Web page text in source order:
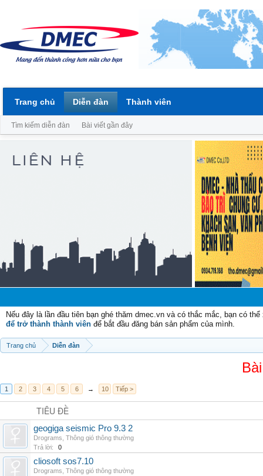
Nếu đây là lần đầu tiên bạn ghé thăm dmec.vn và có thắc mắc, bạn có
để trở thành thành viên để bắt đầu đăng bán sản phẩm của mình.
Trang chủ Diễn đàn
1 2 3 4 5 6 → 10 Tiếp >
TIÊU ĐỀ
geogiga seismic Pro 9.3 2
Drograms Thông gió thông thường
Trả lời:
0
cliosoft sos7.10
Drograms Thông gió thông thường
Trang chủ Diễn đàn
Tìm kiếm diễn đàn Bài viết gần đây
Thành viên